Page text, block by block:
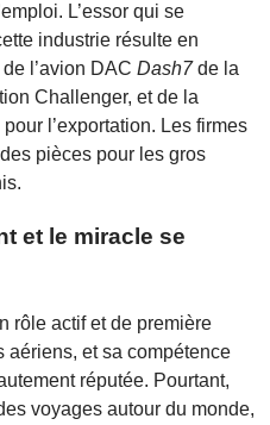
L’essor qui se
industrie résulte en
l’avion DAC Dash7 de la
Challenger, et de la
l’exportation. Les firmes
pièces pour les gros
et le miracle se
rôle actif et de première
aériens, et sa compétence
réputée. Pourtant,
voyages autour du monde,